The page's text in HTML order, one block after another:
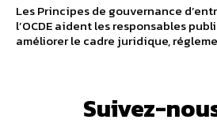
Les Principes de gouvernance
l’OCDE aident les responsables
améliorer le cadre juridique,
Suivez-